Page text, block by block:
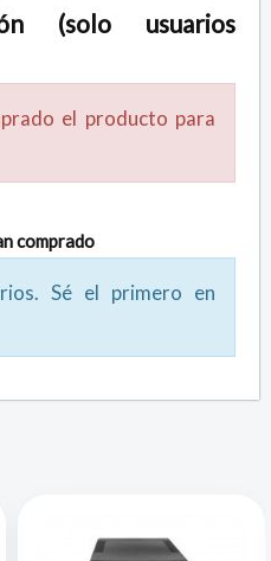
(solo usuarios
el producto para
comprado
Sé el primero en